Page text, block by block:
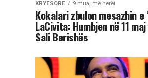
KRYESORE 9 muaj më herët
Kokalari zbulon mesazhin e
LaCivita: Humbjen në 11
Sali Berishës